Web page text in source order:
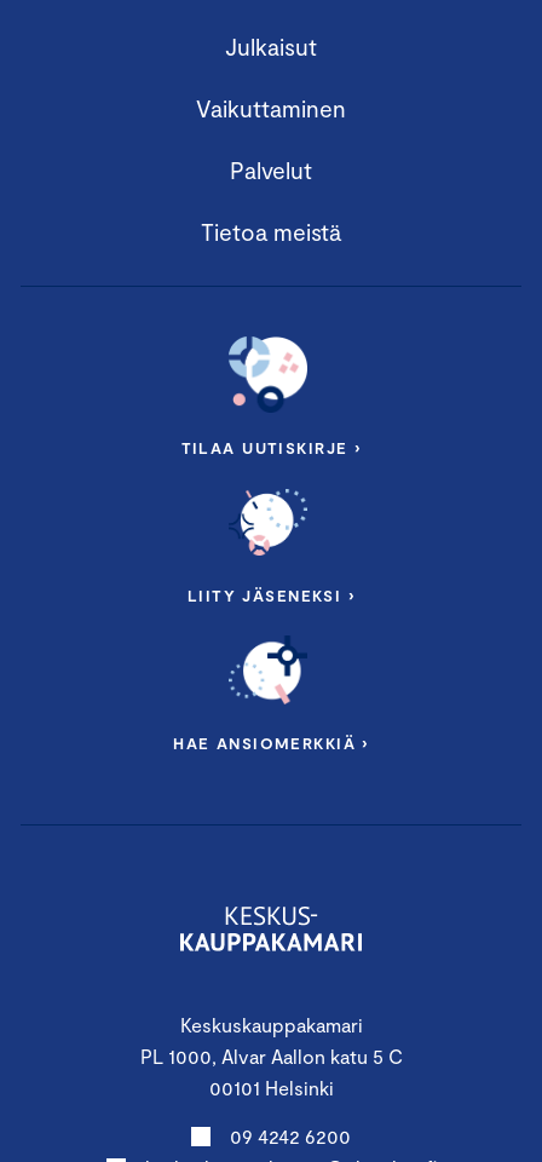
Keskuskauppakamari
PL 1000, Alvar Aallon katu 5 C
00101 Helsinki
09 4242 6200
Julkaisut
Vaikuttaminen
Palvelut
Tietoa meistä
TILAA UUTISKIRJE ›
LIITY JÄSENEKSI ›
HAE ANSIOMERKKIÄ ›